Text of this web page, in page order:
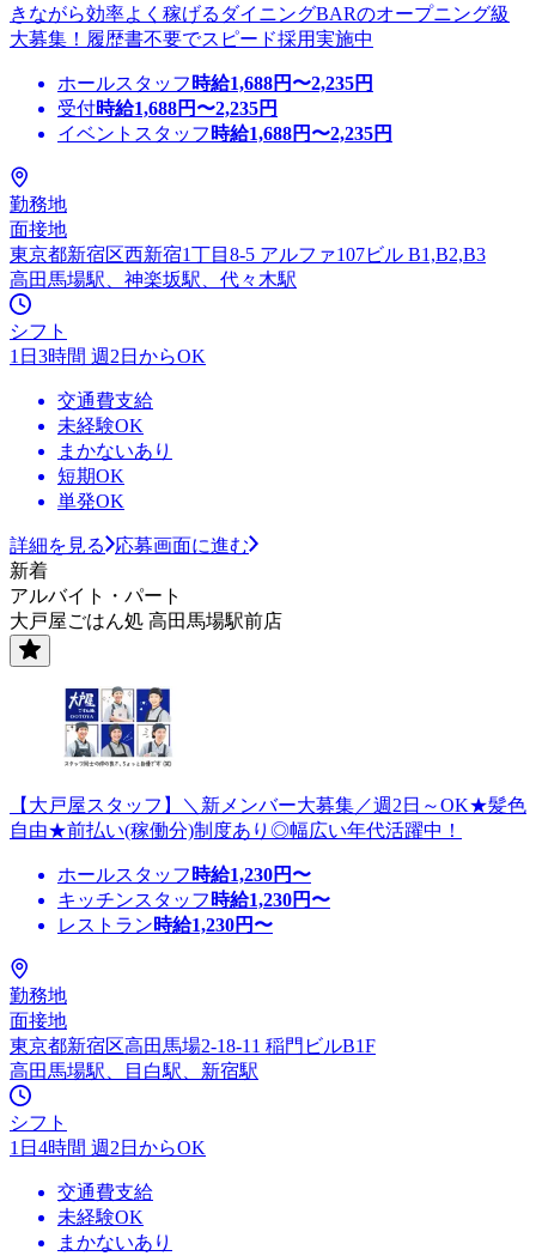
きながら効率よく稼げるダイニングBARのオープニング級
大募集！履歴書不要でスピード採用実施中
ホールスタッフ 時給1,688円〜2,235円
受付時給1,688円〜2,235円
イベントスタッフ 時給1,688円〜2,235円
勤務地
面接地
東京都新宿区西新宿1丁目8-5 アルファ107ビル B1,B2,B3
高田馬場駅、神楽坂駅、代々木駅
シフト
1日3時間 週2日からOK
交通費支給
未経験OK
まかないあり
短期OK
単発OK
詳細を見る
応募画面に進む
新着
アルバイト・パート
大戸屋ごはん処 高田馬場駅前店
【大戸屋スタッフ】＼新メンバー大募集／週2日～OK★髪色
自由★前払い(稼働分)制度あり◎幅広い年代活躍中！
ホールスタッフ 時給1,230円〜
キッチンスタッフ 時給1,230円〜
レストラン時給1,230円〜
勤務地
面接地
東京都新宿区高田馬場2-18-11 稲門ビルB1F
高田馬場駅、目白駅、新宿駅
シフト
1日4時間 週2日からOK
交通費支給
未経験OK
まかないあり